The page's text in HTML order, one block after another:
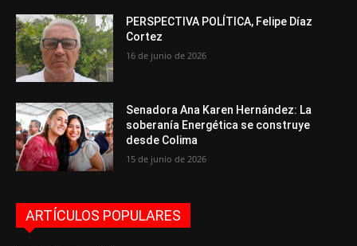
PERSPECTIVA POLÍTICA, Felipe Díaz
Cortez
16 de junio de 2026
Senadora Ana Karen Hernández: La
soberanía Energética se construye
desde Colima
15 de junio de 2026
ARTÍCULOS POPULARES